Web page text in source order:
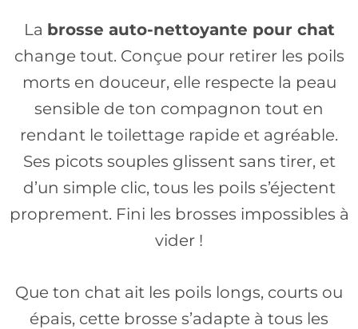
La brosse auto-nettoyante pour chat
change tout. Conçue pour retirer les poils
morts en douceur, elle respecte la peau
sensible de ton compagnon tout en
rendant le toilettage rapide et agréable.
Ses picots souples glissent sans tirer, et
d’un simple clic, tous les poils s’éjectent
proprement. Fini les brosses impossibles à
vider !
Que ton chat ait les poils longs, courts ou
épais, cette brosse s’adapte à tous les